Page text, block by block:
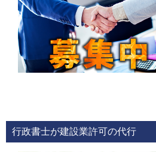
行政書士が建設業許可の代行